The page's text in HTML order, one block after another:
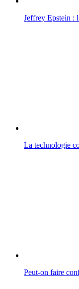
Jeffrey Epstein :
La technologie
Peut-on faire